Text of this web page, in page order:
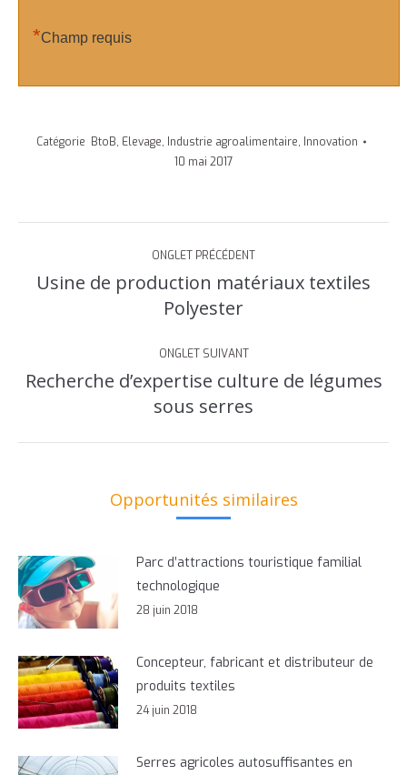
*Champ requis
Catégorie BtoB, Elevage, Industrie agroalimentaire, Innovation
10 mai 2017
Navigation
de
commentaire
ONGLET PRÉCÉDENT
Onglet
précédent
Usine de production matériaux textiles
Polyester
ONGLET SUIVANT
Onglet
suivant
Recherche d’expertise culture de légumes
sous serres
Opportunités similaires
Parc d’attractions touristique familial
technologique
28 juin 2018
Concepteur, fabricant et distributeur de
produits textiles
24 juin 2018
Serres agricoles autosuffisantes en